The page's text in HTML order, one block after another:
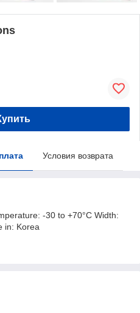
Условия возврата
-30 to +70°C Width:
in: Korea